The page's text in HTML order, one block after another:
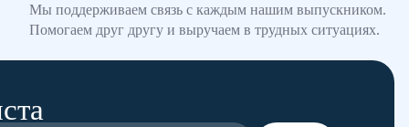
Мы поддерживаем связь с каждым нашим выпускником.
Помогаем друг другу и выручаем в трудных ситуациях.